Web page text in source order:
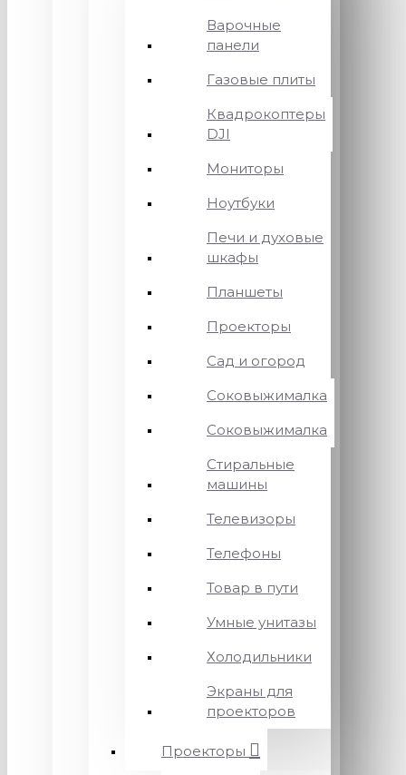
Варочные
панели
Газовые плиты
Квадрокоптеры
DJI
Мониторы
Ноутбуки
Печи и духовые
шкафы
Планшеты
Проекторы
Сад и огород
Соковыжималка
Соковыжималка
Стиральные
машины
Телевизоры
Телефоны
Товар в пути
Умные унитазы
Холодильники
Экраны для
проекторов
Проекторы